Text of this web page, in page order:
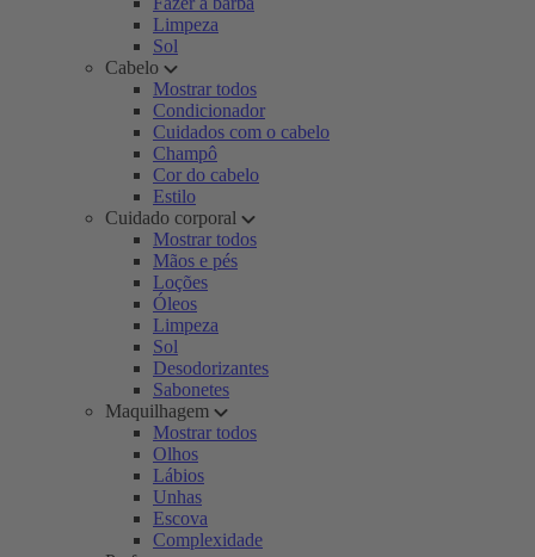
Limpeza
Sol
Cabelo
Mostrar todos
Condicionador
Cuidados com o cabelo
Champô
Cor do cabelo
Estilo
Cuidado corporal
Mostrar todos
Mãos e pés
Loções
Óleos
Limpeza
Sol
Desodorizantes
Sabonetes
Maquilhagem
Mostrar todos
Olhos
Lábios
Unhas
Escova
Complexidade